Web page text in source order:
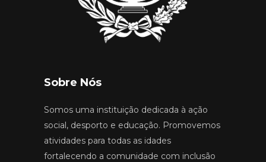
Sobre Nós
Somos uma instituição dedicada à ação
social, desporto e educação. Promovemos
atividades para todas as idades
fortalecendo a comunidade com inclusão